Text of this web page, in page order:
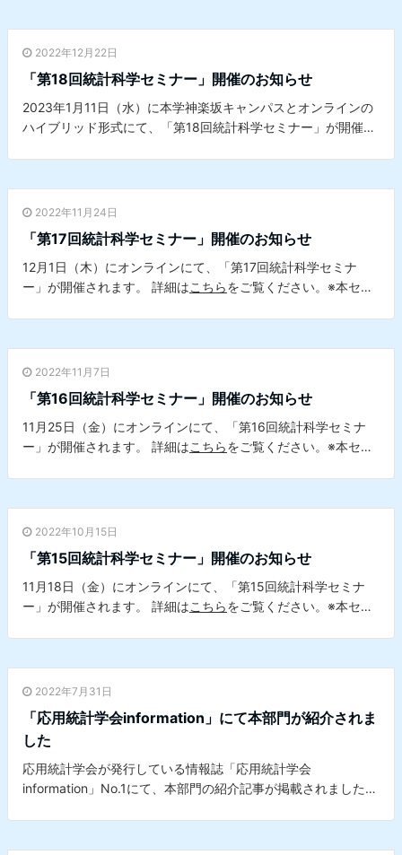
2022年12月22日
「第18回統計科学セミナー」開催のお知らせ
2023年1月11日（水）に本学神楽坂キャンパスとオンラインの
ハイブリッド形式にて、「第18回統計科学セミナー」が開催さ
ンスセンターとの共催セミナーです。
2022年11月24日
「第17回統計科学セミナー」開催のお知らせ
12月1日（木）にオンラインにて、「第17回統計科学セミナ
ー」が開催されます。 詳細はこちらをご覧ください。※本セミ
2022年11月7日
「第16回統計科学セミナー」開催のお知らせ
11月25日（金）にオンラインにて、「第16回統計科学セミナ
ー」が開催されます。 詳細はこちらをご覧ください。※本セミ
2022年10月15日
「第15回統計科学セミナー」開催のお知らせ
11月18日（金）にオンラインにて、「第15回統計科学セミナ
ー」が開催されます。 詳細はこちらをご覧ください。※本セミ
2022年7月31日
「応用統計学会information」にて本部門が紹介されま
した
応用統計学会が発行している情報誌「応用統計学会
information」No.1にて、本部門の紹介記事が掲載されました。